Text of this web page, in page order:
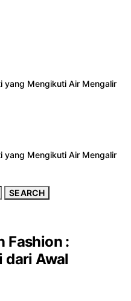
yang Mengikuti Air Mengalir
yang Mengikuti Air Mengalir
SEARCH
Fashion :
dari Awal